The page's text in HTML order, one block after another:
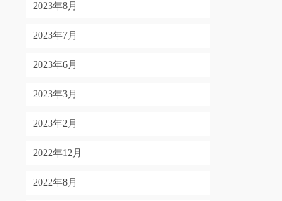
2023年8月
2023年7月
2023年6月
2023年3月
2023年2月
2022年12月
2022年8月